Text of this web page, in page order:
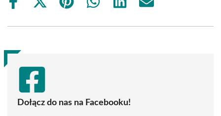
Share
Share
(Twitter)
Share
Share
Share
Share
Dołącz do nas na Facebooku!